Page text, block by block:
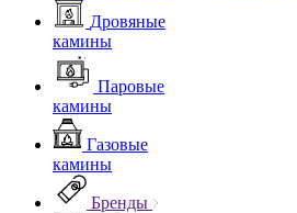
Дровяные
камины
Паровые
камины
Газовые
камины
Бренды